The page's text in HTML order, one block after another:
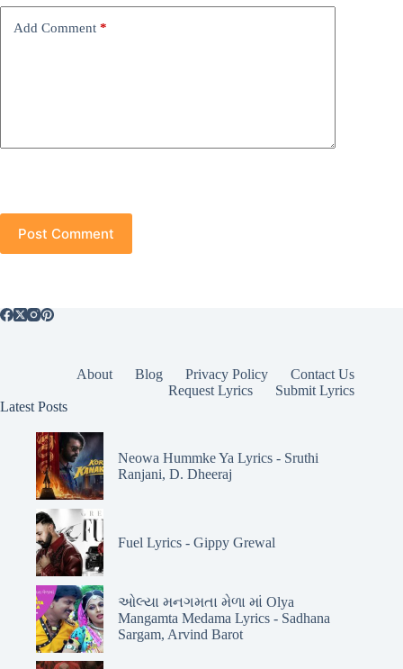
Add Comment *
Post Comment
About Blog Privacy Policy
Contact Us
Request Lyrics
Submit Lyrics
Latest Posts
Neowa Hummke Ya Lyrics - Sruthi
Ranjani, D. Dheeraj
Fuel Lyrics - Gippy Grewal
ઓલ્યા મનગમતા મેળા માં Olya
Mangamta Medama Lyrics - Sadhana
Sargam, Arvind Barot